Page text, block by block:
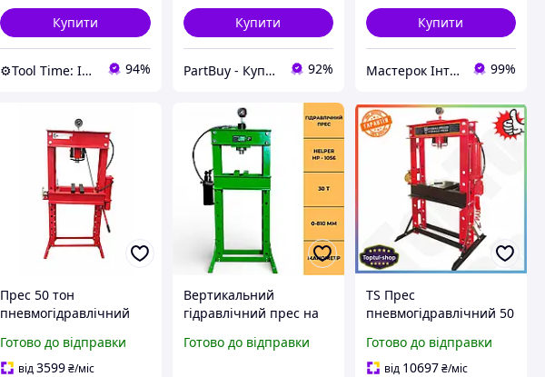
Купити
⚙️Tool Time: Інструменти для будь-яких завдань! 94%
Купити
PartBuy - Купуй частинами 92%
Купити
Мастерок Інтернет магазин для кожного 99%
Прес 50 тон
пневмогідравлічний
гідропневматичний
підлоговий 50т
Готово до відправки
від3599₴/міс
Вертикальний
гідравлічний прес на
Helper HP - 1056
Готово до відправки
TS Прес
пневмогідравлічний 50
для СТО пресування
деталей та
Готово до відправки
від 10697₴/міс